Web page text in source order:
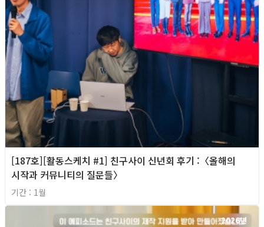
[187호][활동스케치 #1] 친구사이 신년회 후기 :〈올해의
시작과 커뮤니티의 질문들〉
기간 : 1월
2026년